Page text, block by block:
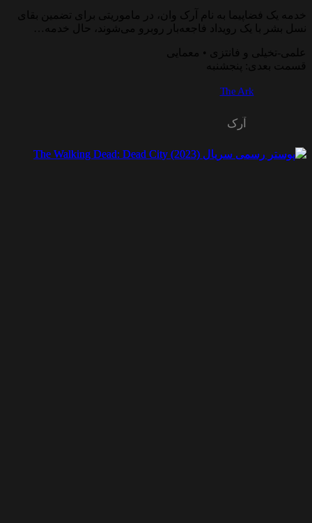
خدمه یک فضاپیما به نام آرک وان، در ماموریتی برای تضمین بقای
نسل بشر با یک رویداد فاجعه‌بار روبرو می‌شوند، حال خدمه…
علمی-تخیلی و فانتزی • معمایی
قسمت بعدی: پنجشنبه
The Ark
آرک